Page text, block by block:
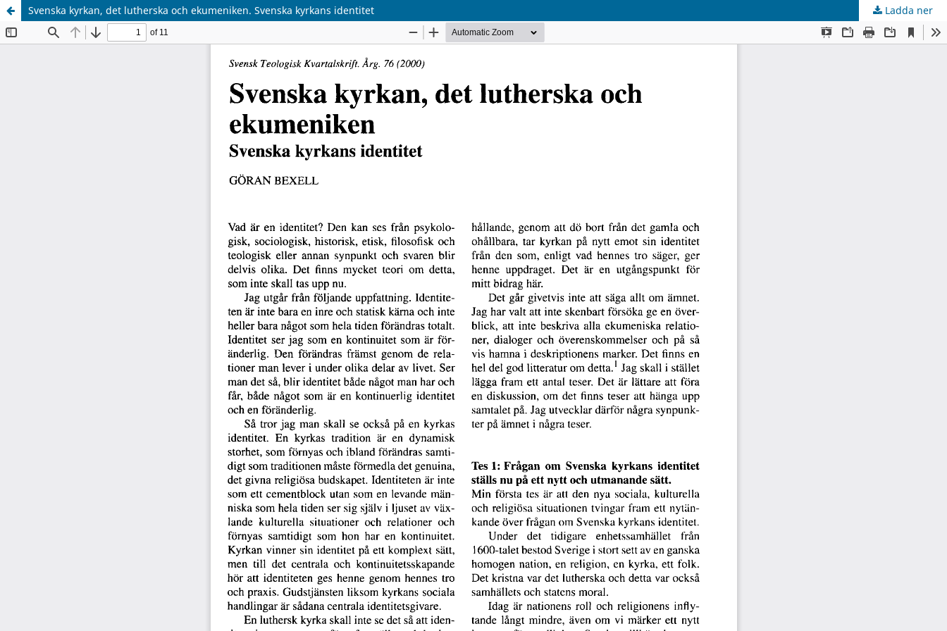
Svenska kyrkan, det lutherska och ekumeniken. Svenska kyrkans identitet Ladda ner